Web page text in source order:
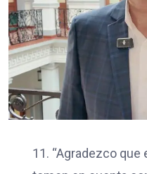
11. “Agradezco